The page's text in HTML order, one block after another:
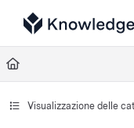
Documentation
Fetch the complete
Use this file to discover all
Visualizzazione delle